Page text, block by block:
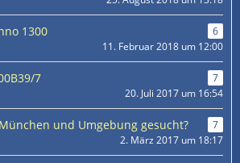
1300
6
11. Februar 2018 um 12:00
7
7
20. Juli 2017 um 16:54
und Umgebung gesucht?
7
2. März 2017 um 18:17